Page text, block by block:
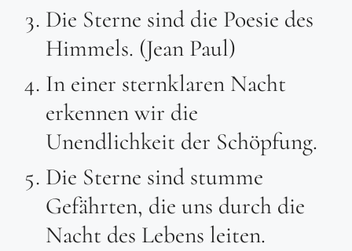
Die Sterne sind die Poesie des
Himmels. (Jean Paul)
In einer sternklaren Nacht
erkennen wir die
Unendlichkeit der Schöpfung.
Die Sterne sind stumme
Gefährten, die uns durch die
Nacht des Lebens leiten.